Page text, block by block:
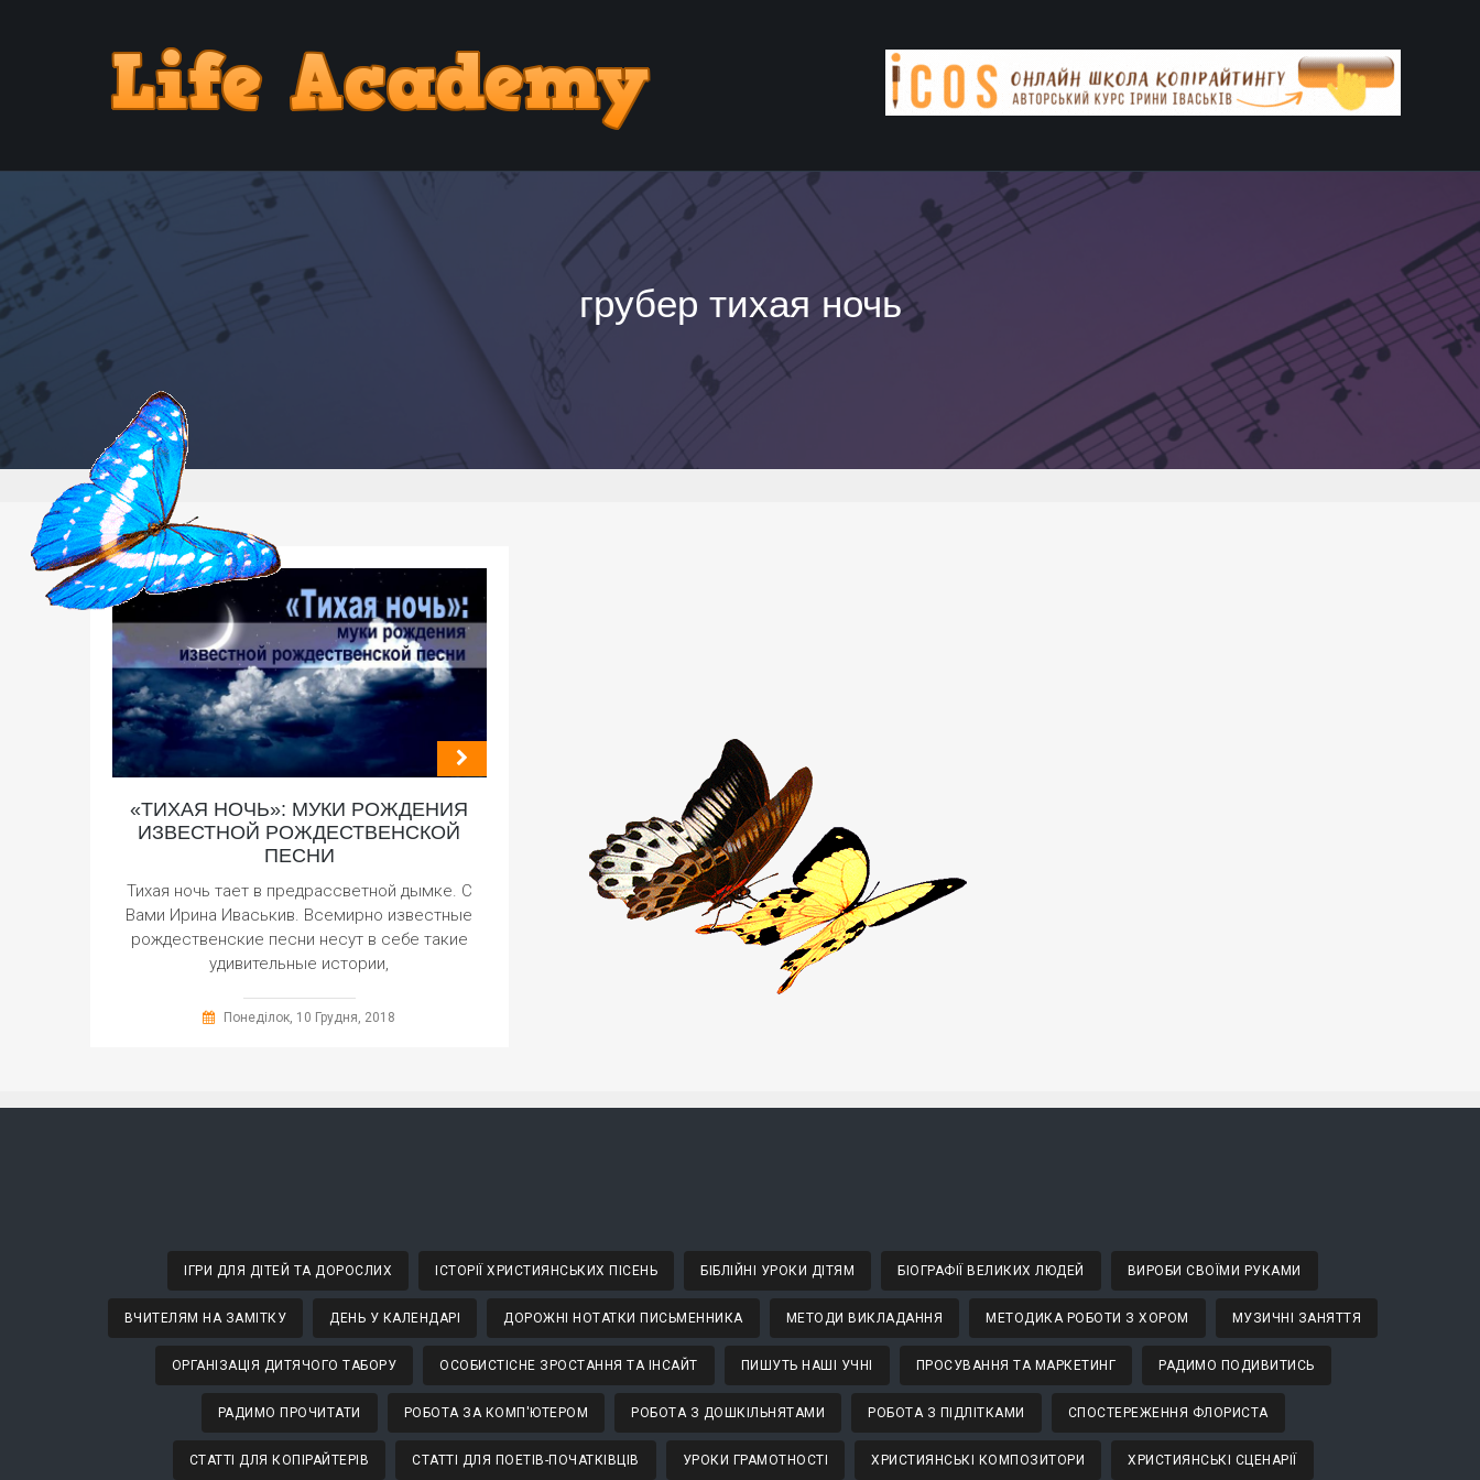
грубер тихая ночь
«ТИХАЯ НОЧЬ»: МУКИ РОЖДЕНИЯ
ИЗВЕСТНОЙ РОЖДЕСТВЕНСКОЙ
ПЕСНИ
Тихая ночь тает в предрассветной дымке. С
Вами Ирина Иваськив. Всемирно известные
рождественские песни несут в себе такие
удивительные истории,
Понеділок, 10 Грудня, 2018
ІГРИ ДЛЯ ДІТЕЙ ТА ДОРОСЛИХ ІСТОРІЇ ХРИСТИЯНСЬКИХ ПІСЕНЬ БІБЛІЙНІ УРОКИ ДІТЯМ БІОГРАФІЇ ВЕЛИКИХ ЛЮДЕЙ ВИРОБИ СВОЇМИ РУКАМИ
ВЧИТЕЛЯМ НА ЗАМІТКУ ДЕНЬ У КАЛЕНДАРІ ДОРОЖНІ НОТАТКИ ПИСЬМЕННИКА МЕТОДИ ВИКЛАДАННЯ МЕТОДИКА РОБОТИ З ХОРОМ МУЗИЧНІ ЗАНЯТТЯ
ОРГАНІЗАЦІЯ ДИТЯЧОГО ТАБОРУ ОСОБИСТІСНЕ ЗРОСТАННЯ ТА ІНСАЙТ ПИШУТЬ НАШІ УЧНІ ПРОСУВАННЯ ТА МАРКЕТИНГ РАДИМО ПОДИВИТИСЬ
РАДИМО ПРОЧИТАТИ РОБОТА ЗА КОМП'ЮТЕРОМ РОБОТА З ДОШКІЛЬНЯТАМИ РОБОТА З ПІДЛІТКАМИ СПОСТЕРЕЖЕННЯ ФЛОРИСТА
СТАТТІ ДЛЯ КОПІРАЙТЕРІВ СТАТТІ ДЛЯ ПОЕТІВ-ПОЧАТКІВЦІВ УРОКИ ГРАМОТНОСТІ ХРИСТИЯНСЬКІ КОМПОЗИТОРИ ХРИСТИЯНСЬКІ СЦЕНАРІЇ